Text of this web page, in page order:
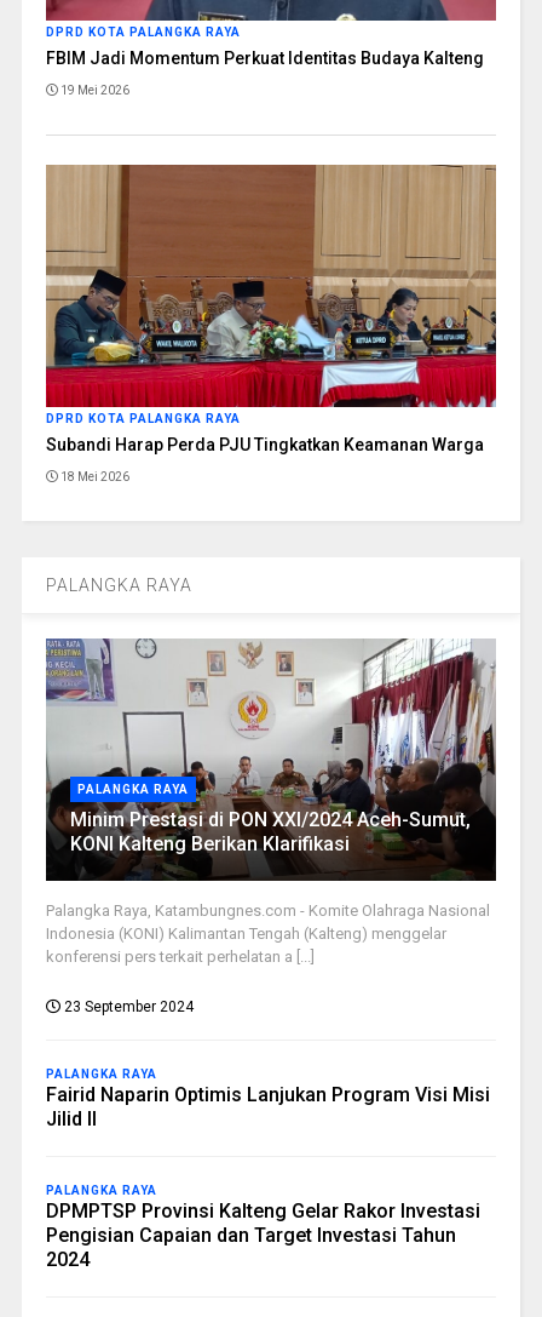
DPRD KOTA PALANGKA RAYA
FBIM Jadi Momentum Perkuat Identitas Budaya Kalteng
19 Mei 2026
DPRD KOTA PALANGKA RAYA
Subandi Harap Perda PJU Tingkatkan Keamanan Warga
18 Mei 2026
PALANGKA RAYA
PALANGKA RAYA
Minim Prestasi di PON XXI/2024 Aceh-Sumut,
KONI Kalteng Berikan Klarifikasi
Palangka Raya, Katambungnes.com - Komite Olahraga Nasional
Indonesia (KONI) Kalimantan Tengah (Kalteng) menggelar
konferensi pers terkait perhelatan a [...]
23 September 2024
PALANGKA RAYA
Fairid Naparin Optimis Lanjukan Program Visi Misi
Jilid II
PALANGKA RAYA
DPMPTSP Provinsi Kalteng Gelar Rakor Investasi
Pengisian Capaian dan Target Investasi Tahun
2024